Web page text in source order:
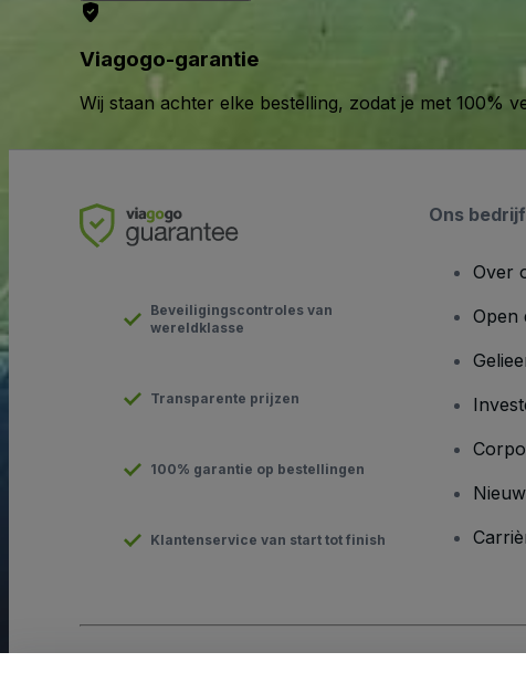
Viagogo-garantie
Wij staan achter elke bestelling, zodat je met 100%
Beveiligingscontroles van
wereldklasse
Transparente prijzen
100% garantie op bestellingen
Klantenservice van start tot finish
Ons bedrijf
Over
Open